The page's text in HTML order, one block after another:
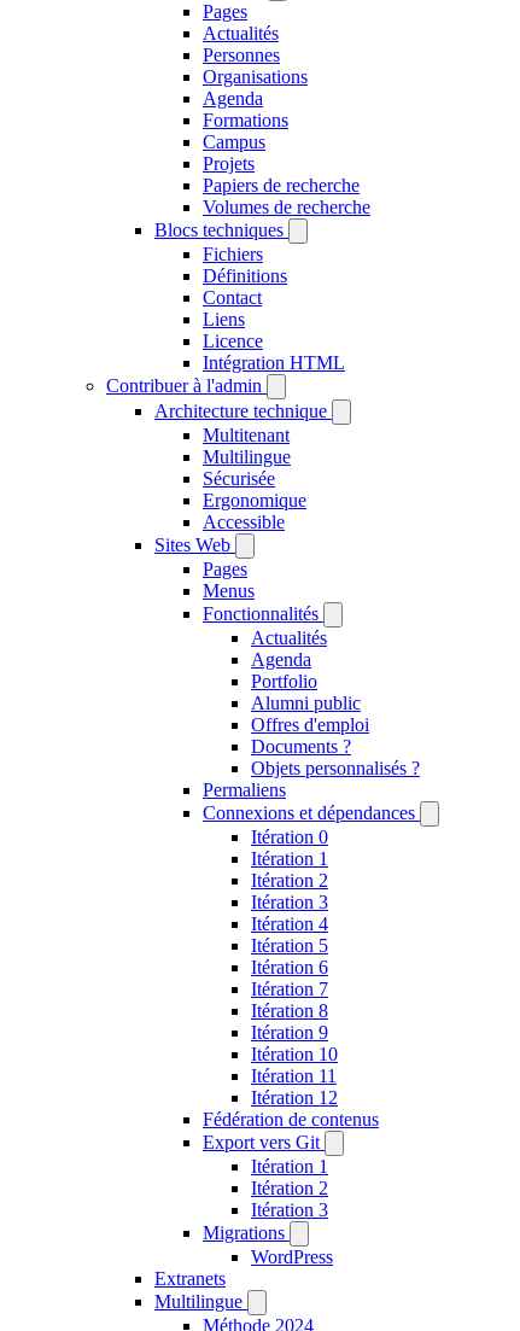
Pages
Actualités
Personnes
Organisations
Agenda
Formations
Campus
Projets
Papiers de recherche
Volumes de recherche
Blocs techniques
Fichiers
Définitions
Contact
Liens
Licence
Intégration HTML
Contribuer à l'admin
Architecture technique
Multitenant
Multilingue
Sécurisée
Ergonomique
Accessible
Sites Web
Pages
Menus
Fonctionnalités
Actualités
Agenda
Portfolio
Alumni public
Offres d'emploi
Documents ?
Objets personnalisés ?
Permaliens
Connexions et dépendances
Itération 0
Itération 1
Itération 2
Itération 3
Itération 4
Itération 5
Itération 6
Itération 7
Itération 8
Itération 9
Itération 10
Itération 11
Itération 12
Fédération de contenus
Export vers Git
Itération 1
Itération 2
Itération 3
Migrations
WordPress
Extranets
Multilingue
Méthode 2024